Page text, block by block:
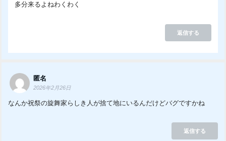
多分来るよねわくわく
返信する
匿名
2026年2月26日
なんか祝祭の旋舞家らしき人が捨て地にいるんだけどバグですかね
返信する